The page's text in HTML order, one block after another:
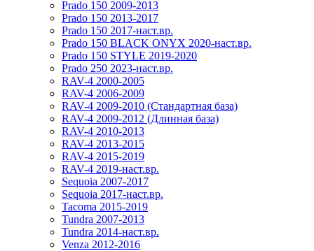
Prado 150 2009-2013
Prado 150 2013-2017
Prado 150 2017-наст.вр.
Prado 150 BLACK ONYX 2020-наст.вр.
Prado 150 STYLE 2019-2020
Prado 250 2023-наст.вр.
RAV-4 2000-2005
RAV-4 2006-2009
RAV-4 2009-2010 (Стандартная база)
RAV-4 2009-2012 (Длинная база)
RAV-4 2010-2013
RAV-4 2013-2015
RAV-4 2015-2019
RAV-4 2019-наст.вр.
Sequoia 2007-2017
Sequoia 2017-наст.вр.
Tacoma 2015-2019
Tundra 2007-2013
Tundra 2014-наст.вр.
Venza 2012-2016